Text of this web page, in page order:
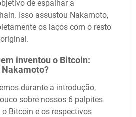
de espalhar a
Isso assustou Nakamoto,
os laços com o resto
inventou o Bitcoin:
Nakamoto?
durante a introdução,
sobre nossos 6 palpites
Bitcoin e os respectivos